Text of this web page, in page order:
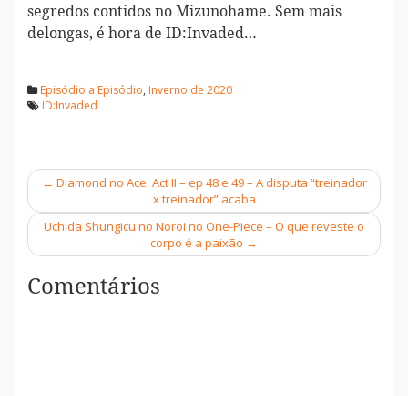
segredos contidos no Mizunohame. Sem mais
delongas, é hora de ID:Invaded…
Episódio a Episódio, Inverno de 2020
ID:Invaded
Navegação
← Diamond no Ace: Act II – ep 48 e 49 – A disputa “treinador
x treinador” acaba
Uchida Shungicu no Noroi no One-Piece – O que reveste o
corpo é a paixão →
Comentários